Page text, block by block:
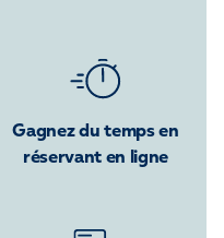
Gagnez du temps en
réservant en ligne